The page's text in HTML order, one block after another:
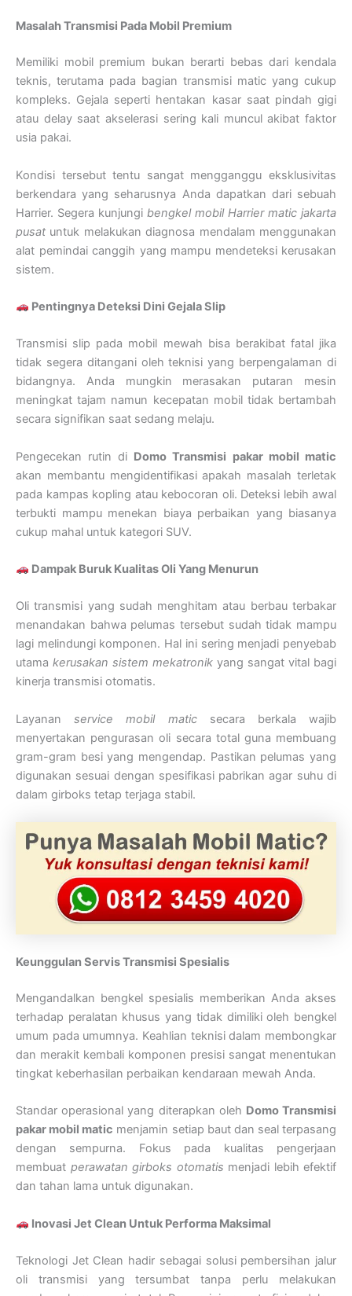
Masalah Transmisi Pada Mobil Premium
Memiliki mobil premium bukan berarti bebas dari kendala
teknis, terutama pada bagian transmisi matic yang cukup
kompleks. Gejala seperti hentakan kasar saat pindah gigi
atau delay saat akselerasi sering kali muncul akibat faktor
usia pakai.
Kondisi tersebut tentu sangat mengganggu eksklusivitas
berkendara yang seharusnya Anda dapatkan dari sebuah
Harrier. Segera kunjungi bengkel mobil Harrier matic jakarta
pusat untuk melakukan diagnosa mendalam menggunakan
alat pemindai canggih yang mampu mendeteksi kerusakan
sistem.
Pentingnya Deteksi Dini Gejala Slip
Transmisi slip pada mobil mewah bisa berakibat fatal jika
tidak segera ditangani oleh teknisi yang berpengalaman di
bidangnya. Anda mungkin merasakan putaran mesin
meningkat tajam namun kecepatan mobil tidak bertambah
secara signifikan saat sedang melaju.
Pengecekan rutin di Domo Transmisi pakar mobil matic
akan membantu mengidentifikasi apakah masalah terletak
pada kampas kopling atau kebocoran oli. Deteksi lebih awal
terbukti mampu menekan biaya perbaikan yang biasanya
cukup mahal untuk kategori SUV.
Dampak Buruk Kualitas Oli Yang Menurun
Oli transmisi yang sudah menghitam atau berbau terbakar
menandakan bahwa pelumas tersebut sudah tidak mampu
lagi melindungi komponen. Hal ini sering menjadi penyebab
utama kerusakan sistem mekatronik yang sangat vital bagi
kinerja transmisi otomatis.
Layananservice mobil maticsecara berkala wajib
menyertakan pengurasan oli secara total guna membuang
gram-gram besi yang mengendap. Pastikan pelumas yang
digunakan sesuai dengan spesifikasi pabrikan agar suhu di
dalam girboks tetap terjaga stabil.
Keunggulan Servis Transmisi Spesialis
Mengandalkan bengkel spesialis memberikan Anda akses
terhadap peralatan khusus yang tidak dimiliki oleh bengkel
umum pada umumnya. Keahlian teknisi dalam membongkar
dan merakit kembali komponen presisi sangat menentukan
tingkat keberhasilan perbaikan kendaraan mewah Anda.
Standar operasional yang diterapkan oleh Domo Transmisi
pakar mobil matic menjamin setiap baut dan seal terpasang
dengan sempurna. Fokus pada kualitas pengerjaan
membuat perawatan girboks otomatis menjadi lebih efektif
dan tahan lama untuk digunakan.
Inovasi Jet Clean Untuk Performa Maksimal
Teknologi Jet Clean hadir sebagai solusi pembersihan jalur
oli transmisi yang tersumbat tanpa perlu melakukan